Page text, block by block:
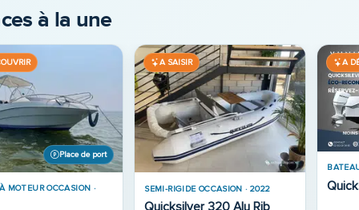
à la une
MOTEUR NEUF · 2026
A SAISIR
BATEAU À MOTEUR OCCASION ·
2024
A
2023